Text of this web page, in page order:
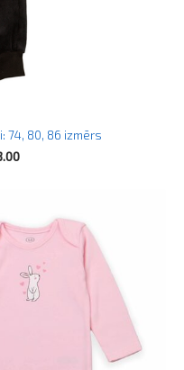
74, 80, 86 izmērs